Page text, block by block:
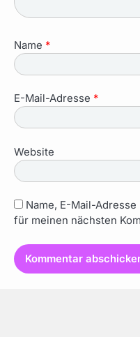
Name *
E-Mail-Adresse *
Website
Name, E-Mail-
für meinen nächsten